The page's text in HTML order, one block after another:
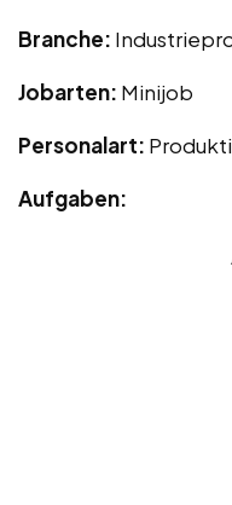
Branche:
Jobarten: Minijob
Personalart:
Aufgaben: